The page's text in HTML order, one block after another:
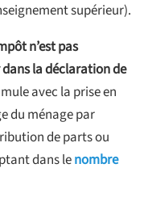
supérieur).
n’est pas
la déclaration de
avec la prise en
du ménage par
de parts ou
dans lenombre